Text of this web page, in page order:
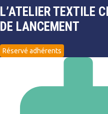
L’ATELIER TEXTILE
DE LANCEMENT
Réservé adhérents